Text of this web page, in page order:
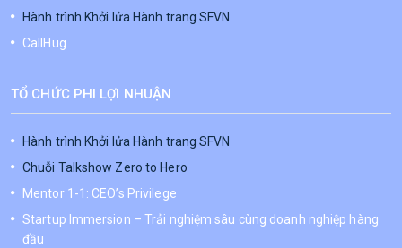
Hành trình Khởi lửa Hành trang SFVN
CallHug
TỔ CHỨC PHI LỢI NHUẬN
Hành trình Khởi lửa Hành trang SFVN
Chuỗi Talkshow Zero to Hero
Mentor 1-1: CEO’s Privilege
Startup Immersion – Trải nghiệm sâu cùng doanh nghiệp hàng
đầu